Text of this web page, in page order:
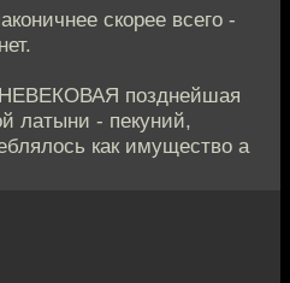
скорее всего -
позднейшая
латыни - пекуний,
как имущество а